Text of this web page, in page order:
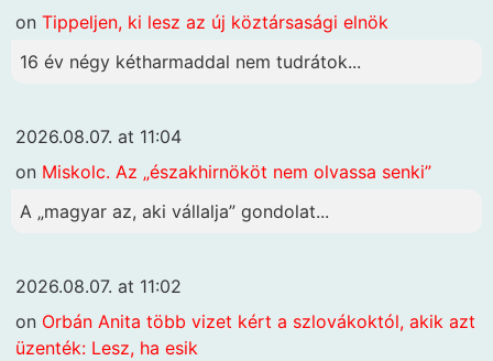
on Tippeljen, ki lesz az új köztársasági elnök
16 év négy kétharmaddal nem tudrátok...
2026.08.07. at 11:04
on Miskolc. Az „északhirnököt nem olvassa senki”
A „magyar az, aki vállalja” gondolat...
2026.08.07. at 11:02
on Orbán Anita több vizet kért a szlovákoktól, akik azt
üzenték: Lesz, ha esik